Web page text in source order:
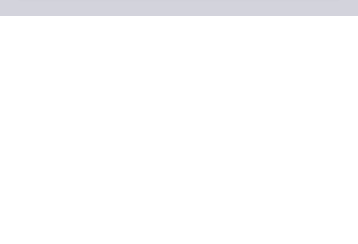
Theo dõi chúng tôi trên